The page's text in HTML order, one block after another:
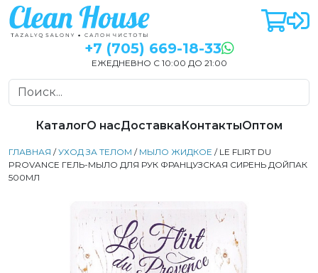
+7 (705) 669-18-33
ЕЖЕДНЕВНО С 10:00 ДО 21:00
КаталогО насДоставкаКонтактыОптом
ГЛАВНАЯ /УХОД ЗА ТЕЛОМ / МЫЛО ЖИДКОЕ / LE FLIRT DU
PROVANCE ГЕЛЬ-МЫЛО ДЛЯ РУК ФРАНЦУЗСКАЯ СИРЕНЬ ДОЙПАК
500МЛ